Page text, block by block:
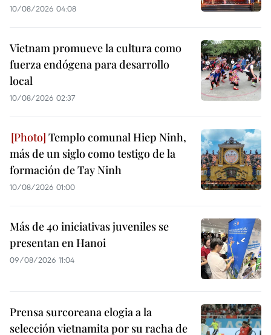
10/08/2026 04:08
Vietnam promueve la cultura como
fuerza endógena para desarrollo
local
10/08/2026 02:37
Templo comunal Hiep Ninh,
más de un siglo como testigo de la
formación de Tay Ninh
10/08/2026 01:00
Más de 40 iniciativas juveniles se
presentan en Hanoi
09/08/2026 11:04
Prensa surcoreana elogia a la
selección vietnamita por su racha de